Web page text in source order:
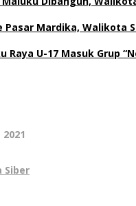
Pasar Mardika, Walikota
Raya U-17 Masuk Grup
2021
Siber